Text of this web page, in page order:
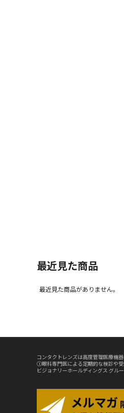
最近見た商品
最近見た商品がありません。
コンタクトレンズは高度管理医療機
①眼科専門医による定期的な検診や
ビジョナリーホールディングス グル